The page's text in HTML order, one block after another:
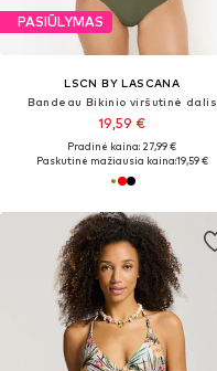
PASIŪLYMAS
LSCN BY LASCANA
Bandeau Bikinio viršutinė dalis
19,59 €
Pradinė kaina: 27,99 €
Paskutinė mažiausia kaina:19,59 €